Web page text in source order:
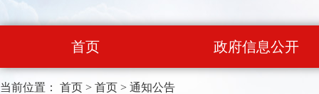
首页 政府信息公开
当前位置： 首页 > 首页 > 通知公告